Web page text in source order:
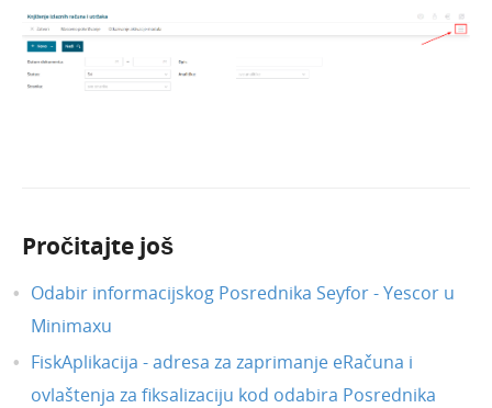
Pročitajte još
Odabir informacijskog Posrednika Seyfor - Yescor u
Minimaxu
FiskAplikacija - adresa za zaprimanje eRačuna i
ovlaštenja za fiksalizaciju kod odabira Posrednika